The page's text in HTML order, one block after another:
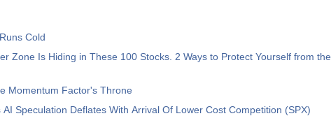
Cold
Zone Is Hiding in These 100 Stocks. 2 Ways to Protect Yourself from the
Momentum Factor's Throne
AI Speculation Deflates With Arrival Of Lower Cost Competition (SPX)